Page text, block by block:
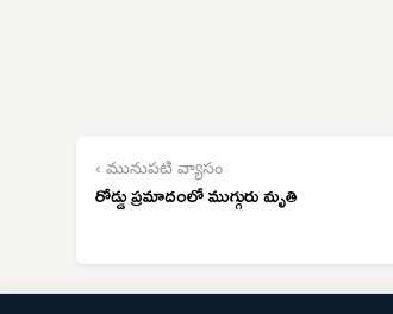
‹ మునుపటి వ్యాసం
రోడ్డు ప్రమాదంలో ముగ్గురు మృతి